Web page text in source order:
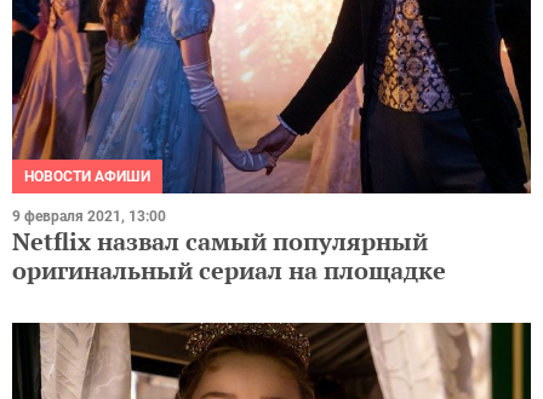
НОВОСТИ АФИШИ
9 февраля 2021, 13:00
Netflix назвал самый популярный
оригинальный сериал на площадке